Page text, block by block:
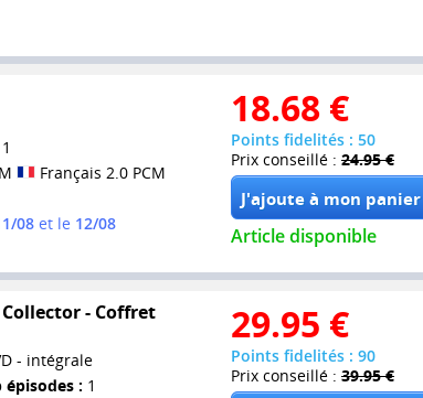
1
Français 2.0 PCM
08et le 12/08
18.68 €
Points fidelités : 50
Prix conseillé : 24.95 €
Article disponible
- Coffret
- intégrale
épisodes : 1
29.95 €
Points fidelités : 90
Prix conseillé : 39.95 €